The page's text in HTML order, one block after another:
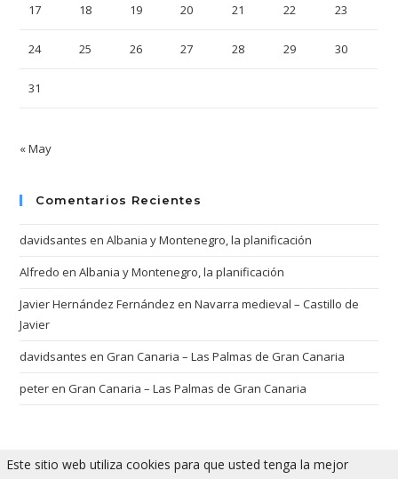
17 18 19 20 21 22 23
24 25 26 27 28 29 30
31
« May
Comentarios Recientes
davidsantes enAlbania y Montenegro, la planificación
Alfredo enAlbania y Montenegro, la planificación
Javier Hernández Fernández enNavarra medieval – Castillo de
Javier
davidsantes enGran Canaria – Las Palmas de Gran Canaria
peterenGran Canaria – Las Palmas de Gran Canaria
Este sitio web utiliza cookies para que usted tenga la mejor